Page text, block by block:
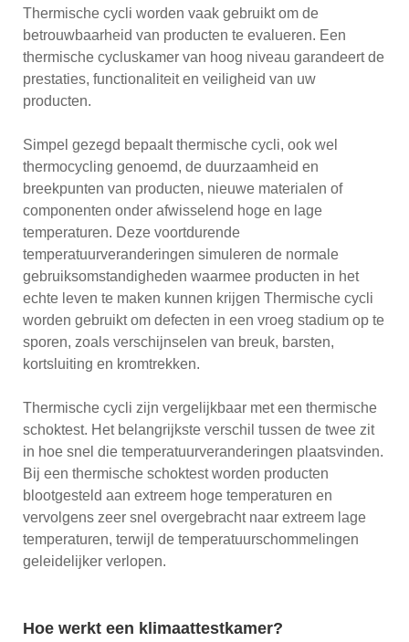
Thermische cycli worden vaak gebruikt om de
betrouwbaarheid van producten te evalueren. Een
thermische cycluskamer van hoog niveau garandeert de
prestaties, functionaliteit en veiligheid van uw
producten.
Simpel gezegd bepaalt thermische cycli, ook wel
thermocycling genoemd, de duurzaamheid en
breekpunten van producten, nieuwe materialen of
componenten onder afwisselend hoge en lage
temperaturen. Deze voortdurende
temperatuurveranderingen simuleren de normale
gebruiksomstandigheden waarmee producten in het
echte leven te maken kunnen krijgen Thermische cycli
worden gebruikt om defecten in een vroeg stadium op te
sporen, zoals verschijnselen van breuk, barsten,
kortsluiting en kromtrekken.
Thermische cycli zijn vergelijkbaar met een thermische
schoktest. Het belangrijkste verschil tussen de twee zit
in hoe snel die temperatuurveranderingen plaatsvinden.
Bij een thermische schoktest worden producten
blootgesteld aan extreem hoge temperaturen en
vervolgens zeer snel overgebracht naar extreem lage
temperaturen, terwijl de temperatuurschommelingen
geleidelijker verlopen.
Hoe werkt een klimaattestkamer?